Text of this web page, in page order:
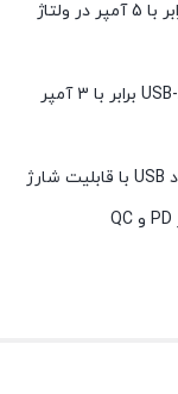
حداکثر شدت جریان خروجی درگاه USB-C 1/2 برابر با 5 آمپر در ولتاژ
حداکثر شدت جریان خروجی پورت USB-C3 و USB-A برابر با 3 آمپر
مجهز به 3 عدد پورت خروجی Type-C و یک عدد USB با قابلیت شارژ